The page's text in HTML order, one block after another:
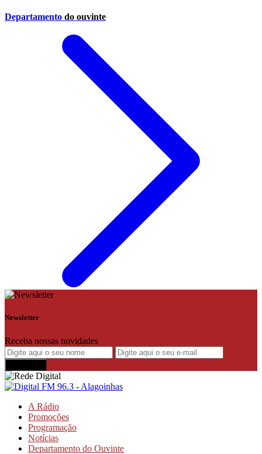
Departamento do ouvinte
Newsletter
Receba nossas novidades
A Rádio
Promoções
Programação
Notícias
Departamento do Ouvinte